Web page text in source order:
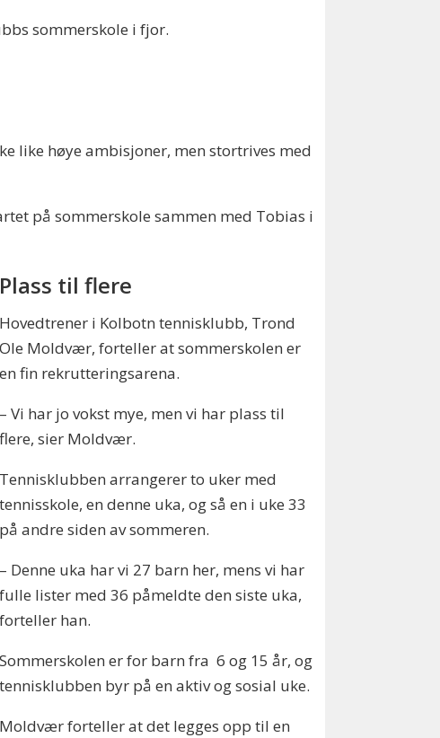
sommerskole i fjor.
like høye ambisjoner, men stortrives med
på sommerskole sammen med Tobias i
Plass til flere
Hovedtrener i Kolbotn tennisklubb, Trond
Ole Moldvær, forteller at sommerskolen er
en fin rekrutteringsarena.
– Vi har jo vokst mye, men vi har plass til
flere, sier Moldvær.
Tennisklubben arrangerer to uker med
tennisskole, en denne uka, og så en i uke 33
på andre siden av sommeren.
– Denne uka har vi 27 barn her, mens vi har
fulle lister med 36 påmeldte den siste uka,
forteller han.
Sommerskolen er for barn fra 6 og 15 år, og
tennisklubben byr på en aktiv og sosial uke.
Moldvær forteller at det legges opp til en